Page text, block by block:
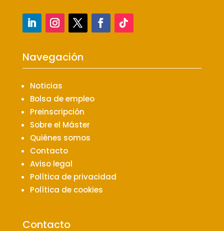
Navegación
Noticias
Bolsa de empleo
Preinscripción
Sobre el Máster
Quiénes somos
Contacto
Aviso legal
Política de privacidad
Política de cookies
Contacto